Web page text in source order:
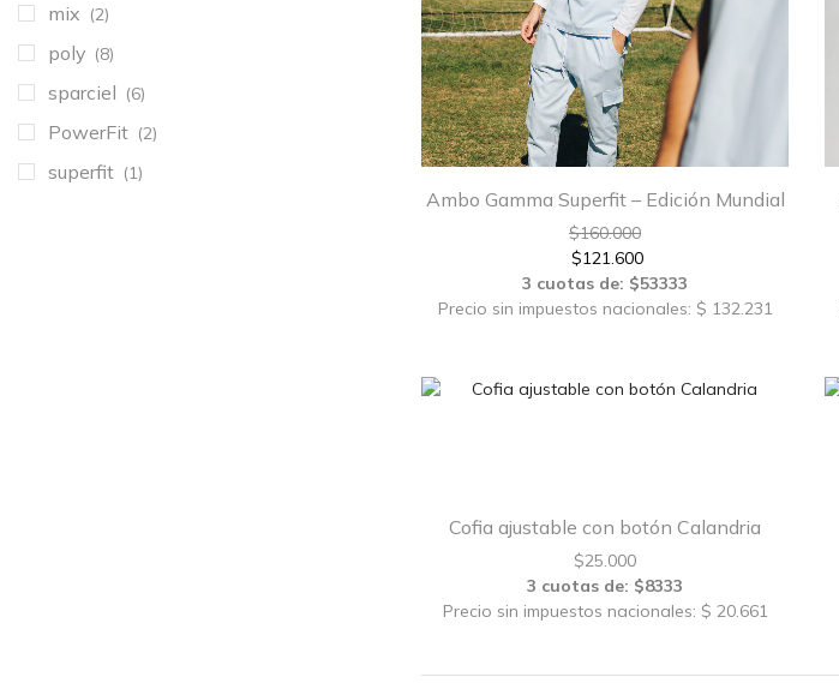
Ambo Gamma Superfit – Edición Mundial
$160.000
$121.600
3 cuotas de: $53333
Precio sin impuestos nacionales: $ 132.231
Cofia ajustable con botón Calandria
$25.000
3 cuotas de: $8333
Precio sin impuestos nacionales: $ 20.661
mix (2)
poly (8)
sparciel (6)
PowerFit (2)
superfit (1)